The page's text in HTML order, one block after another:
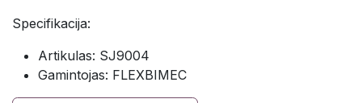
Specifikacija:
Artikulas: SJ9004
Gamintojas: FLEXBIMEC